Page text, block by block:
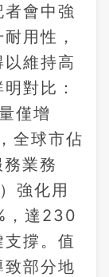
會中強
用性，
維持高
對比：
僅增
全球市佔
業務
強化用
，達230
撐。值
部分地